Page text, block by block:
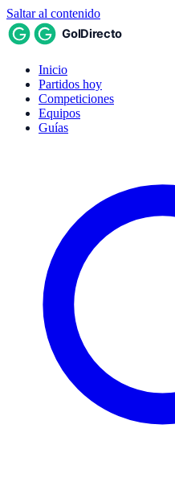
Saltar al contenido
Inicio
Partidos hoy
Competiciones
Equipos
Guías